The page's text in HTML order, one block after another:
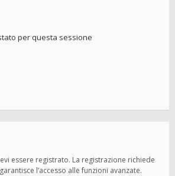
per questa sessione
essere registrato. La registrazione richiede
l’accesso alle funzioni avanzate.